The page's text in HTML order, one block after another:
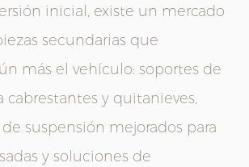
inicial, existe un mercado
secundarias que
más el vehículo: soportes de
cabrestantes y quitanieves,
suspensión mejorados para
y soluciones de